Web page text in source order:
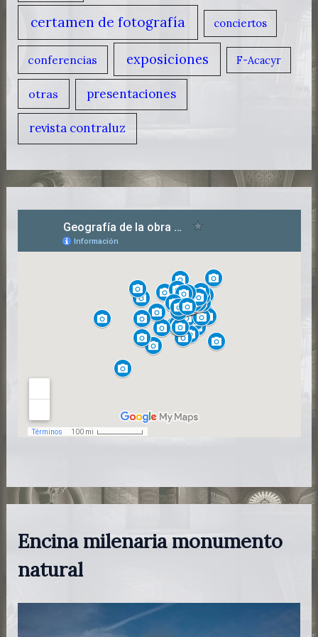
certamen de fotografía conciertos
conferencias exposiciones F-Acacyr
otras presentaciones
revista contraluz
Encina milenaria monumento
natural